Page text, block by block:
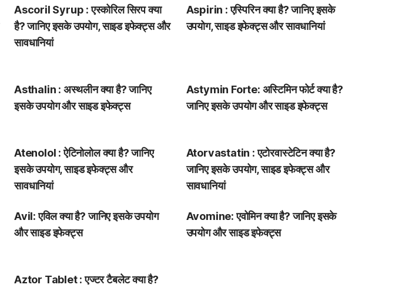
Ascoril Syrup : एस्कोरिल सिरप क्या
है? जानिए इसके उपयोग, साइड इफेक्ट्स और
सावधानियां
Aspirin : एस्पिरिन क्या है? जानिए इसके
उपयोग, साइड इफेक्ट्स और सावधानियां
Asthalin : अस्थलीन क्या है? जानिए
इसके उपयोग और साइड इफेक्ट्स
Astymin Forte: अस्टिमिन फोर्ट क्या है?
जानिए इसके उपयोग और साइड इफेक्ट्स
Atenolol : ऐटिनोलोल क्या है? जानिए
इसके उपयोग, साइड इफेक्ट्स और
सावधानियां
Atorvastatin : एटोरवास्टेटिन क्या है?
जानिए इसके उपयोग, साइड इफेक्ट्स और
सावधानियां
Avil: एविल क्या है? जानिए इसके उपयोग
और साइड इफेक्ट्स
Avomine: एवोमिन क्या है? जानिए इसके
उपयोग और साइड इफेक्ट्स
Aztor Tablet : एज्टर टैबलेट क्या है?